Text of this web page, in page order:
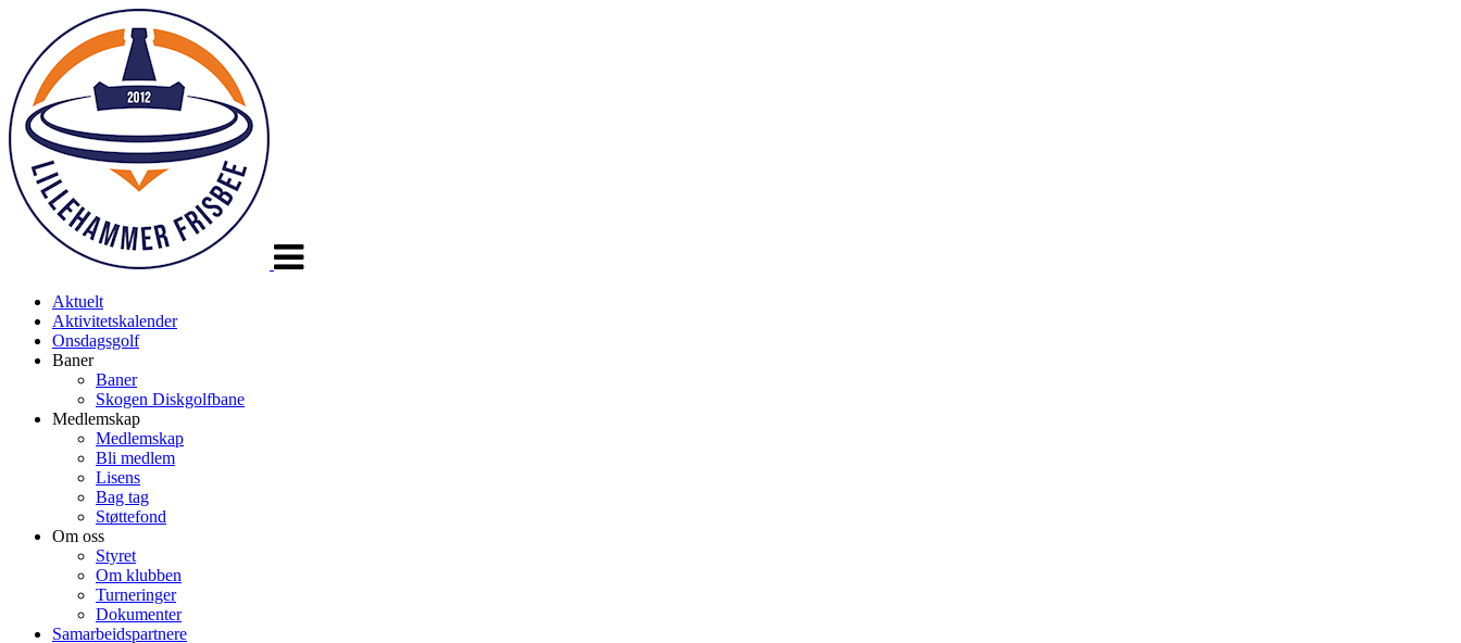
Aktuelt
Aktivitetskalender
Onsdagsgolf
Baner
Baner
Skogen Diskgolfbane
Medlemskap
Medlemskap
Bli medlem
Lisens
Bag tag
Støttefond
Om oss
Styret
Om klubben
Turneringer
Dokumenter
Samarbeidspartnere